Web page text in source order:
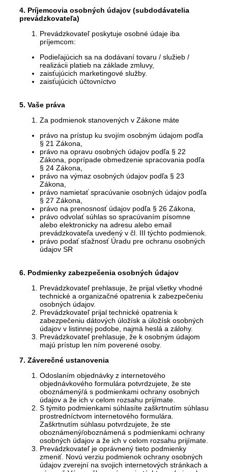
4. Príjemcovia osobných údajov (subdodávatelia
prevádzkovateľa)
Prevádzkovateľ poskytuje osobné údaje iba
príjemcom:
Podieľajúcich sa na dodávaní tovaru / služieb /
realizácii platieb na základe zmluvy,
zaisťujúcich marketingové služby.
zaisťujúcich účtovníctvo
5. Vaše práva
Za podmienok stanovených v Zákone máte
právo na prístup ku svojím osobným údajom podľa
§ 21 Zákona,
právo na opravu osobných údajov podľa § 22
Zákona, poprípade obmedzenie spracovania podľa
§ 24 Zákona,
právo na výmaz osobných údajov podľa § 23
Zákona,
právo namietať spracúvanie osobných údajov podľa
§ 27 Zákona,
právo na prenosnosť údajov podľa § 26 Zákona,
právo odvolať súhlas so spracúvaním písomne
alebo elektronicky na adresu alebo email
prevádzkovateľa uvedený v čl. III týchto podmienok.
právo podať sťažnosť Úradu pre ochranu osobných
údajov SR
6. Podmienky zabezpečenia osobných údajov
Prevádzkovateľ prehlasuje, že prijal všetky vhodné
technické a organizačné opatrenia k zabezpečeniu
osobných údajov.
Prevádzkovateľ prijal technické opatrenia k
zabezpečeniu dátových úložísk a úložísk osobných
údajov v listinnej podobe, najmä heslá a zálohy.
Prevádzkovateľ prehlasuje, že k osobným údajom
majú prístup len ním poverené osoby.
7. Záverečné ustanovenia
Odoslaním objednávky z internetového
objednávkového formulára potvrdzujete, že ste
oboznámený/á s podmienkami ochrany osobných
údajov a že ich v celom rozsahu prijímate.
S týmito podmienkami súhlasíte zaškrtnutím súhlasu
prostredníctvom internetového formulára.
Zaškrtnutím súhlasu potvrdzujete, že ste
oboznámený/oboznámená s podmienkami ochrany
osobných údajov a že ich v celom rozsahu prijímate.
Prevádzkovateľ je oprávnený tieto podmienky
zmeniť. Novú verziu podmienok ochrany osobných
údajov zverejní na svojich internetových stránkach a